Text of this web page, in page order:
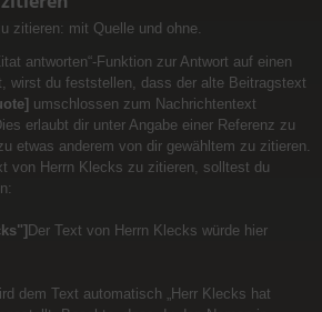
zitieren: mit Quelle und ohne.
antworten“-Funktion zur Antwort auf einen
wirst du feststellen, dass der alte Beitragstext
umschlossen zum Nachrichtentext
erlaubt dir unter Angabe einer Referenz zu
etwas anderem von dir gewähltem zu zitieren.
von Herrn Klecks zu zitieren, solltest du
Der Text von Herrn Klecks würde hier
dem Text automatisch „Herr Klecks hat